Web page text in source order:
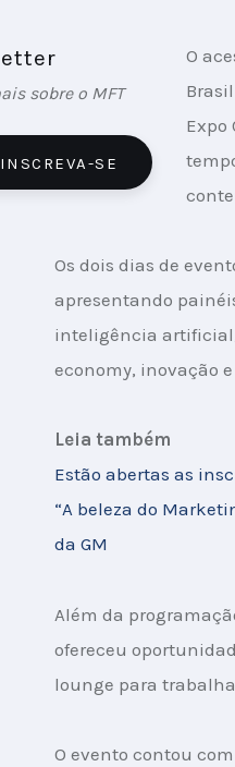
sobre o MFT
INSCREVA-SE
O
Expo
Os dois dias de
apresentando
inteligência
economy, inovação
Leia também
Estão abertas as
“A beleza do
da GM
Além da
ofereceu
lounge para
O evento contou